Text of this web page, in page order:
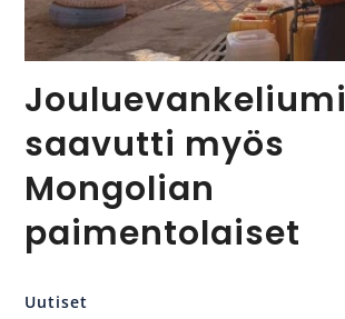
Jouluevankeliumi
saavutti myös
Mongolian
paimentolaiset
Uutiset